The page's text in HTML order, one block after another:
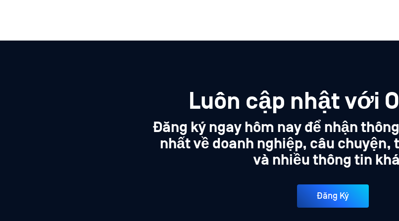
Luôn cập nhật với
Đăng ký ngay hôm nay để nhận
nhất về doanh nghiệp, câu chuyện,
và nhiều thông tin
Đăng Ký